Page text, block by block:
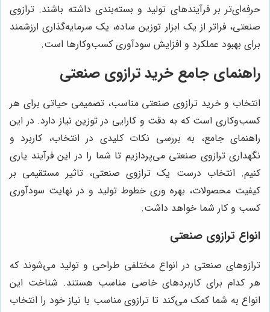
حرفه‌ای‌تر بر فرآیندهای تولید و بسته‌بندی داشته باشند. ترازوی
صنعتی، فراتر از یک ابزار توزین ساده، یک سرمایه‌گذاری ارزشمند
برای بهبود عملکرد و افزایش سودآوری کسب‌وکارها است.
راهنمای جامع خرید ترازوی صنعتی
انتخاب و خرید ترازوی صنعتی مناسب، تصمیمی حیاتی برای هر
کسب‌وکاری است که به دقت و کارایی در توزین نیاز دارد. در این
راهنمای جامع، به بررسی نکات کلیدی در انتخاب، کاربرد و
نگهداری ترازوی صنعتی می‌پردازیم تا شما را در این فرآیند یاری
کنیم. انتخاب درست یک ترازوی صنعتی، تاثیر مستقیمی بر
کیفیت محصولات، بهره وری خطوط تولید و در نهایت سودآوری
کسب و کار شما خواهد داشت.
انواع ترازوی صنعتی
ترازوهای صنعتی در انواع مختلفی طراحی و تولید می‌شوند که
هر کدام برای کاربردهای خاصی مناسب هستند. شناخت این
انواع به شما کمک می‌کند تا ترازوی مناسب با نیاز خود را انتخاب